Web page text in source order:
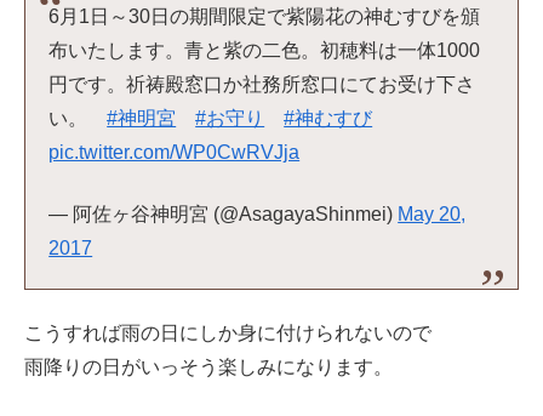
6月1日～30日の期間限定で紫陽花の神むすびを頒
布いたします。青と紫の二色。初穂料は一体1000
円です。祈祷殿窓口か社務所窓口にてお受け下さ
い。#神明宮 #お守り
#神むすび
pic.twitter.com/WP0CwRVJja
— 阿佐ヶ谷神明宮 (@AsagayaShinmei) May 20,
2017
こうすれば雨の日にしか身に付けられないので
雨降りの日がいっそう楽しみになります。